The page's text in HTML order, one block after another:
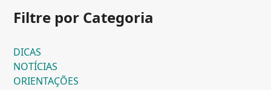
Filtre por Categoria
DICAS
NOTÍCIAS
ORIENTAÇÕES